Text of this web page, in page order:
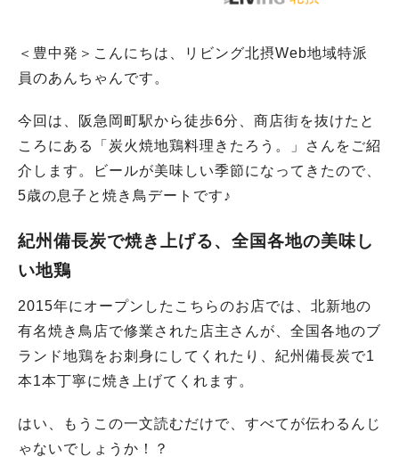
＜豊中発＞こんにちは、リビング北摂Web地域特派
員のあんちゃんです。
今回は、阪急岡町駅から徒歩6分、商店街を抜けたと
ころにある「炭火焼地鶏料理きたろう。」さんをご紹
介します。ビールが美味しい季節になってきたので、
5歳の息子と焼き鳥デートです♪
紀州備長炭で焼き上げる、全国各地の美味し
い地鶏
2015年にオープンしたこちらのお店では、北新地の
有名焼き鳥店で修業された店主さんが、全国各地のブ
ランド地鶏をお刺身にしてくれたり、紀州備長炭で1
本1本丁寧に焼き上げてくれます。
はい、もうこの一文読むだけで、すべてが伝わるんじ
ゃないでしょうか！？